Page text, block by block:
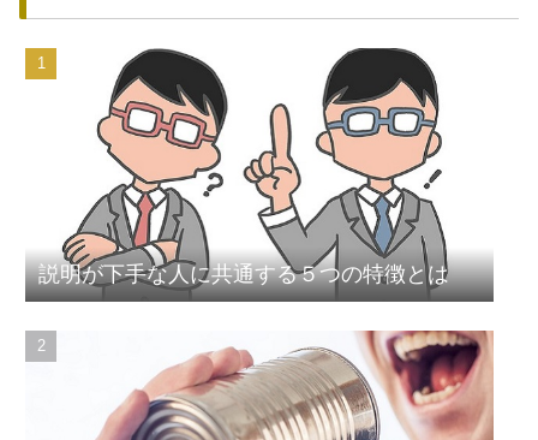
説明が下手な人に共通する５つの特徴とは